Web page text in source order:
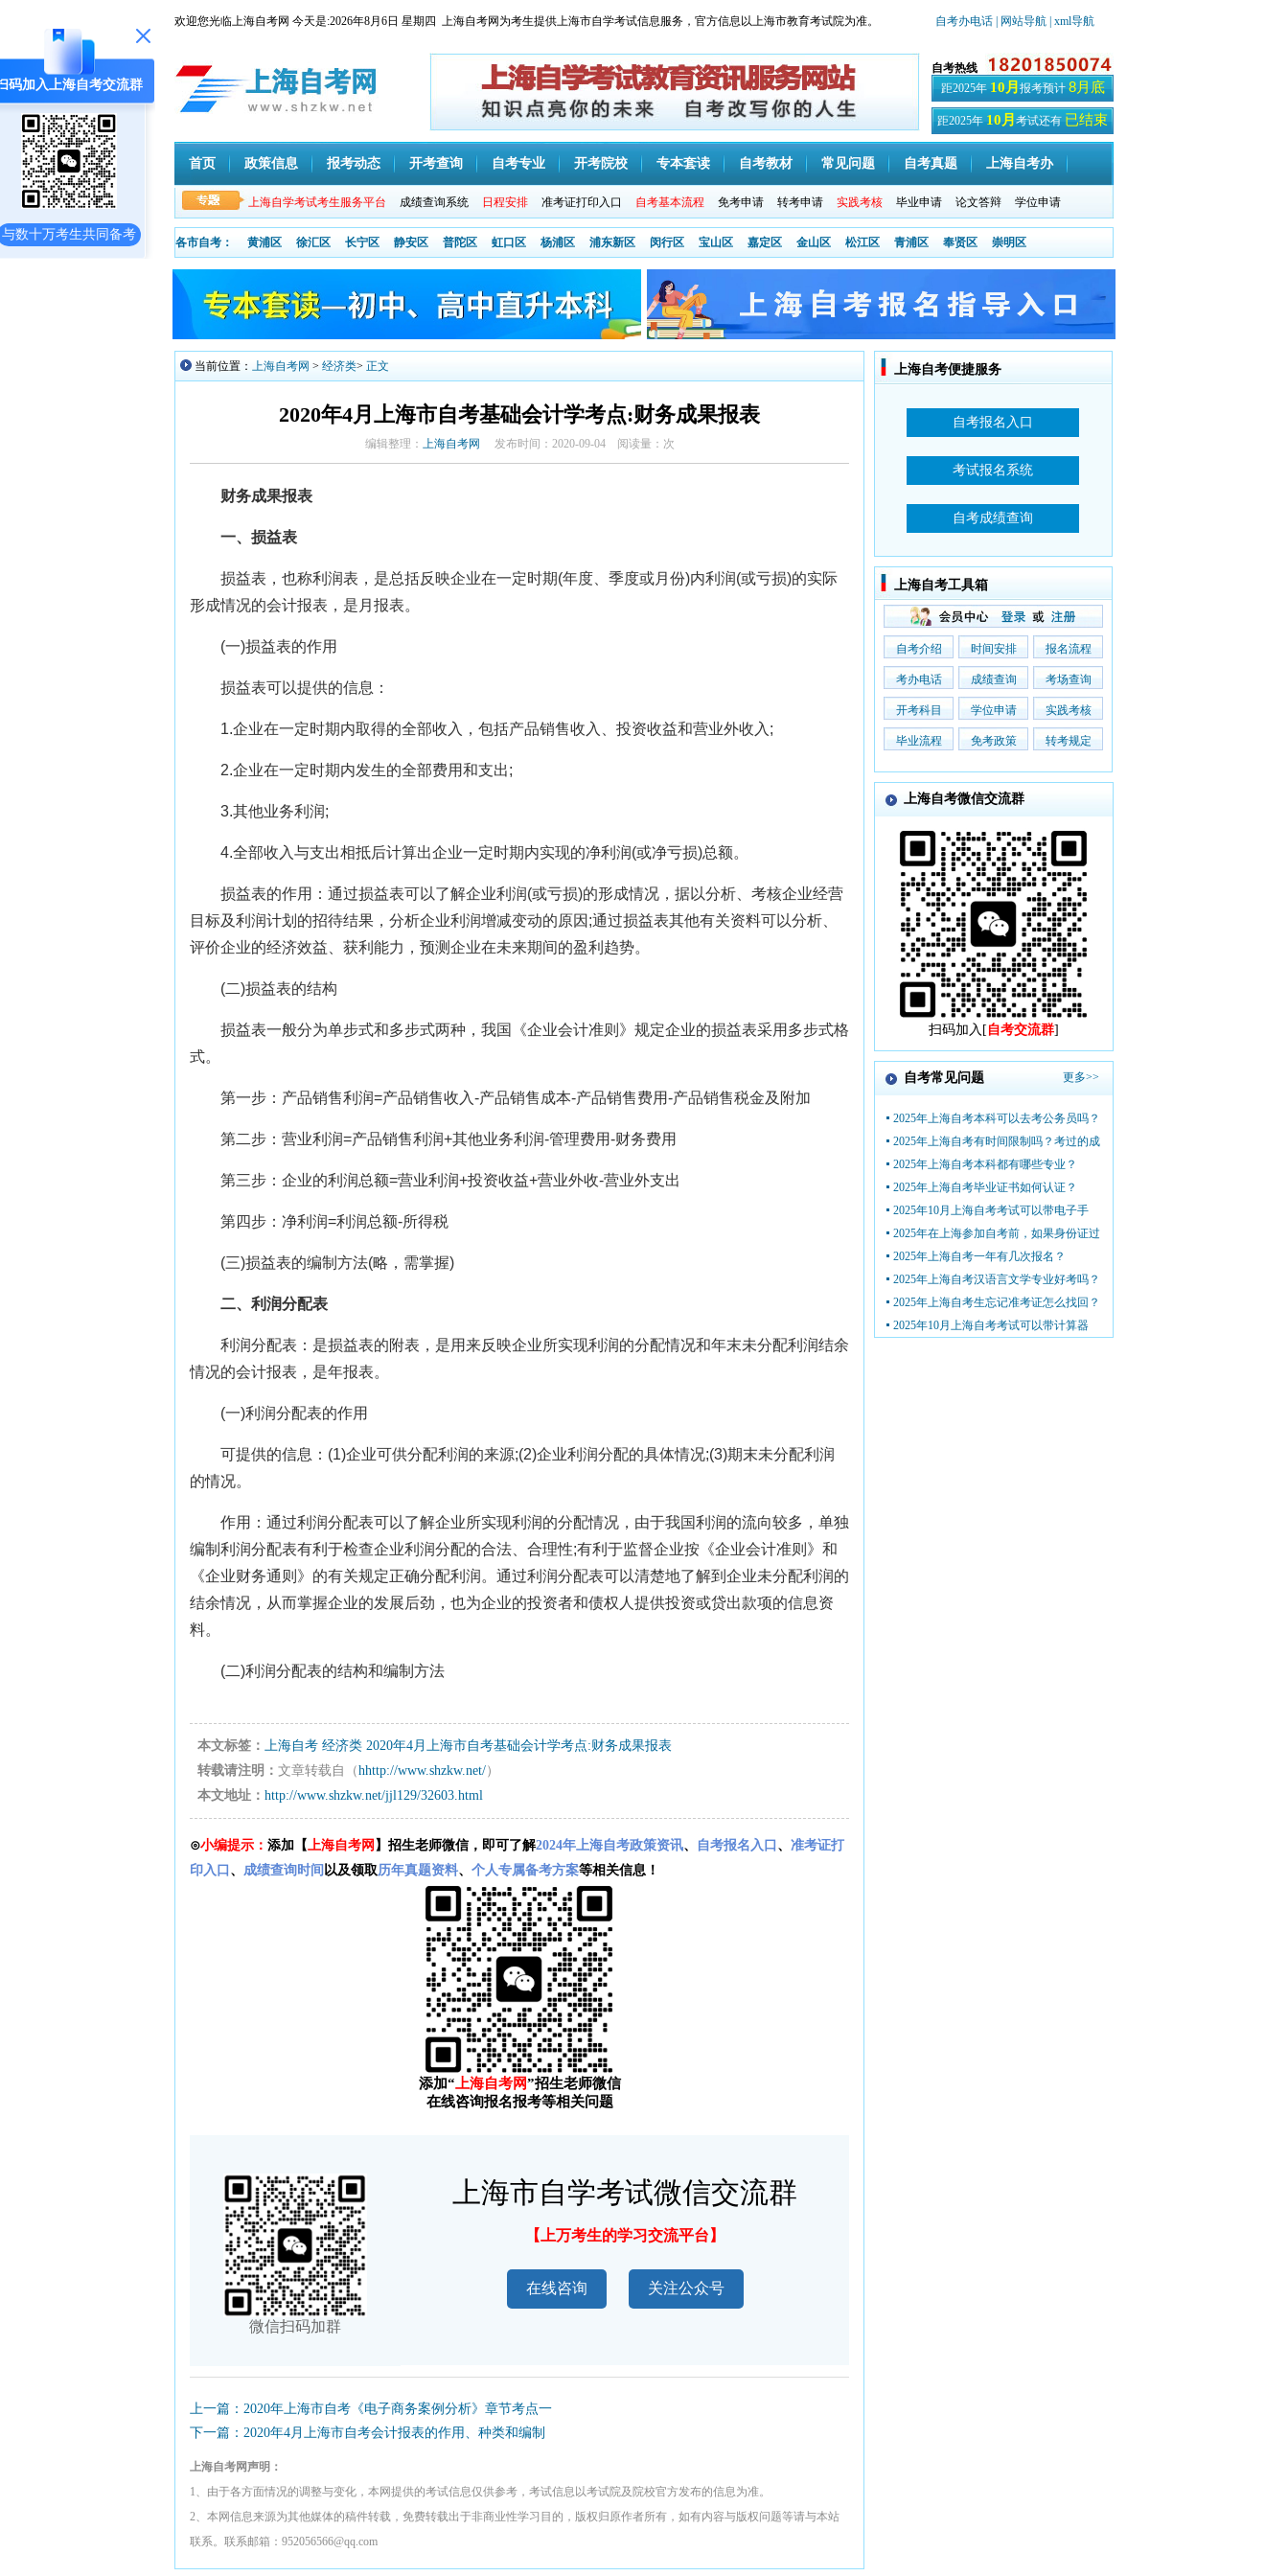
码加入上海自考交流群
与数十万考生共同备考
欢迎您光临上海自考网 今天是:2026年8月6日 星期四 上海自考网为考生提供上海市自学考试信息服务，官方信息以上海市教育考试院为准。 自考办电话 | 网站导航 | xml导航
自考热线
距2025年 10月 报考预计 8月底
距2025年 10月 考试还有 已结束
天
首页 政策信息 报考动态 开考查询 自考专业 开考院校 专本套读 自考教材 常见问题 自考真题 上海自考办
上海自学考试考生服务平台 成绩查询系统 日程安排 准考证打印入口 自考基本流程 免考申请 转考申请 实践考核 毕业申请 论文答辩 学位申请
各市自考： 黄浦区 徐汇区 长宁区 静安区 普陀区 虹口区 杨浦区 浦东新区 闵行区 宝山区 嘉定区 金山区 松江区 青浦区 奉贤区 崇明区
当前位置： 上海自考网 > 经济类> 正文
2020年4月上海市自考基础会计学考点:财务成果报表
编辑整理： 上海自考网 发布时间：2020-09-04 阅读量： 次
财务成果报表
一、损益表
损益表，也称利润表，是总括反映企业在一定时期(年度、季度或月份)内利润(或亏损)的实际
形成情况的会计报表，是月报表。
(一)损益表的作用
损益表可以提供的信息：
1.企业在一定时期内取得的全部收入，包括产品销售收入、投资收益和营业外收入;
2.企业在一定时期内发生的全部费用和支出;
3.其他业务利润;
4.全部收入与支出相抵后计算出企业一定时期内实现的净利润(或净亏损)总额。
损益表的作用：通过损益表可以了解企业利润(或亏损)的形成情况，据以分析、考核企业经营
目标及利润计划的招待结果，分析企业利润增减变动的原因;通过损益表其他有关资料可以分析、
评价企业的经济效益、获利能力，预测企业在未来期间的盈利趋势。
(二)损益表的结构
损益表一般分为单步式和多步式两种，我国《企业会计准则》规定企业的损益表采用多步式格
式。
第一步：产品销售利润=产品销售收入-产品销售成本-产品销售费用-产品销售税金及附加
第二步：营业利润=产品销售利润+其他业务利润-管理费用-财务费用
第三步：企业的利润总额=营业利润+投资收益+营业外收-营业外支出
第四步：净利润=利润总额-所得税
(三)损益表的编制方法(略，需掌握)
二、利润分配表
利润分配表：是损益表的附表，是用来反映企业所实现利润的分配情况和年末未分配利润结余
情况的会计报表，是年报表。
(一)利润分配表的作用
可提供的信息：(1)企业可供分配利润的来源;(2)企业利润分配的具体情况;(3)期末未分配利润
的情况。
作用：通过利润分配表可以了解企业所实现利润的分配情况，由于我国利润的流向较多，单独
编制利润分配表有利于检查企业利润分配的合法、合理性;有利于监督企业按《企业会计准则》和
《企业财务通则》的有关规定正确分配利润。通过利润分配表可以清楚地了解到企业未分配利润的
结余情况，从而掌握企业的发展后劲，也为企业的投资者和债权人提供投资或贷出款项的信息资
料。
(二)利润分配表的结构和编制方法
本文标签： 上海自考 经济类 2020年4月上海市自考基础会计学考点:财务成果报表
转载请注明： 文章转载自（hhttp://www.shzkw.net/）
本文地址： http://www.shzkw.net/jjl129/32603.html
⊙小编提示： 添加【上海自考网 】招生老师微信，即可了解2024年上海自考政策资讯、 自考报名入口 、 准考证打
印入口 、 成绩查询时间 以及领取历年真题资料、 个人专属备考方案等相关信息！
添加“ 上海自考网”招生老师微信
在线咨询报名报考等相关问题
微信扫码加群
上海市自学考试微信交流群
【上万考生的学习交流平台】
在线咨询 关注公众号
上一篇：2020年上海市自考《电子商务案例分析》章节考点一
下一篇：2020年4月上海市自考会计报表的作用、种类和编制
上海自考网声明：
1、由于各方面情况的调整与变化，本网提供的考试信息仅供参考，考试信息以考试院及院校官方发布的信息为准。
2、本网信息来源为其他媒体的稿件转载，免费转载出于非商业性学习目的，版权归原作者所有，如有内容与版权问题等请与本站
联系。联系邮箱：952056566@qq.com
上海自考便捷服务
上海自考工具箱
自考介绍 时间安排 报名流程
考办电话 成绩查询 考场查询
开考科目 学位申请 实践考核
毕业流程 免考政策 转考规定
上海自考微信交流群
扫码加入[ 自考交流群]
自考常见问题 更多>>
2025年上海自考本科可以去考公务员吗？
2025年上海自考有时间限制吗？考过的成
2025年上海自考本科都有哪些专业？
2025年上海自考毕业证书如何认证？
2025年10月上海自考考试可以带电子手
2025年在上海参加自考前，如果身份证过
2025年上海自考一年有几次报名？
2025年上海自考汉语言文学专业好考吗？
2025年上海自考生忘记准考证怎么找回？
2025年10月上海自考考试可以带计算器